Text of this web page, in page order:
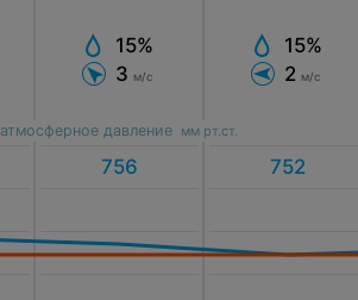
15%
3 м/с
15%
2 м/с
атмосферное давление мм рт.ст.